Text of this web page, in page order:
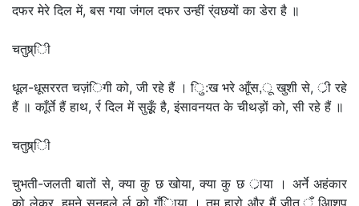
दफर मेरे दिल में, बस गया जंगल दफर उन्हीं र्ंवछयों का डेरा है ॥
चतुष्र्िी
धूल-धूसररत चज़ंिगी को, जी रहे हैं । िु:ख भरे आूँस,ू खुशी से, र्ी रहे
हैं ॥ काूँर्ते हैं हाथ, र्र दिल में सुकूूँ है, इंसावनयत के चीथड़ों को, सी रहे हैं ॥
चतुष्र्िी
चुभती-जलती बातों से, क्या कु छ खोया, क्या कु छ र्ाया । अर्ने अहंकार
को लेकर, हमने सुनहले र्ल को गूँिाया । तुम हारो और मैं जीतू,ूँ आिशप